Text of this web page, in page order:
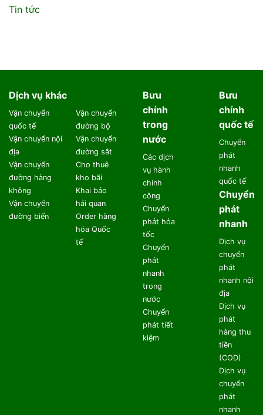
Tin tức
Dịch vụ khác
Vận chuyển
quốc tế
Vận chuyển nội
địa
Vận chuyển
đường hàng
không
Vận chuyển
đường biển
Vận chuyển
đường bộ
Vận chuyển
đường sắt
Cho thuê
kho bãi
Khai báo
hải quan
Order hàng
hóa Quốc
tế
Bưu
chính
trong
nước
Các dịch
vụ hành
chính
công
Chuyển
phát hỏa
tốc
Chuyển
phát
nhanh
trong
nước
Chuyển
phát tiết
kiệm
Bưu
chính
quốc tế
Chuyển
phát
nhanh
quốc tế
Chuyển
phát
nhanh
Dịch vụ
chuyển
phát
nhanh nội
địa
Dịch vụ
phát
hàng thu
tiền
(COD)
Dịch vụ
chuyển
phát
nhanh